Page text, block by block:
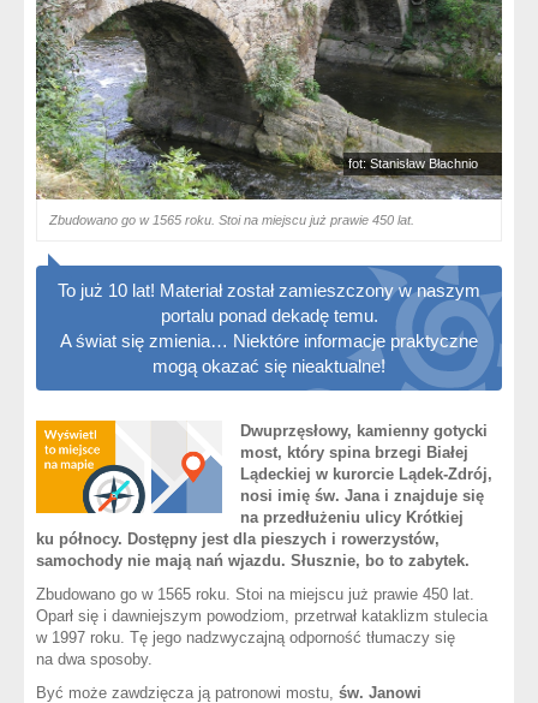
fot: Stanisław Błachnio
Zbudowano go w 1565 roku. Stoi na miejscu już prawie 450 lat.
To już 10 lat! Materiał został zamieszczony w naszym
portalu ponad dekadę temu.
A świat się zmienia… Niektóre informacje praktyczne
mogą okazać się nieaktualne!
Dwuprzęsłowy, kamienny gotycki
most, który spina brzegi Białej
Lądeckiej w kurorcie Lądek-Zdrój,
nosi imię św. Jana i znajduje się
na przedłużeniu ulicy Krótkiej
ku północy. Dostępny jest dla pieszych i rowerzystów,
samochody nie mają nań wjazdu. Słusznie, bo to zabytek.
Zbudowano go w 1565 roku. Stoi na miejscu już prawie 450 lat.
Oparł się i dawniejszym powodziom, przetrwał kataklizm stulecia
w 1997 roku. Tę jego nadzwyczajną odporność tłumaczy się
na dwa sposoby.
Być może zawdzięcza ją patronowi mostu, św. Janowi